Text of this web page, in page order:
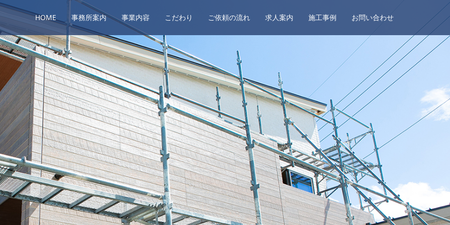
HOME 事務所案内 事業内容 こだわり ご依頼の流れ 求人案内 施工事例 お問い合わせ